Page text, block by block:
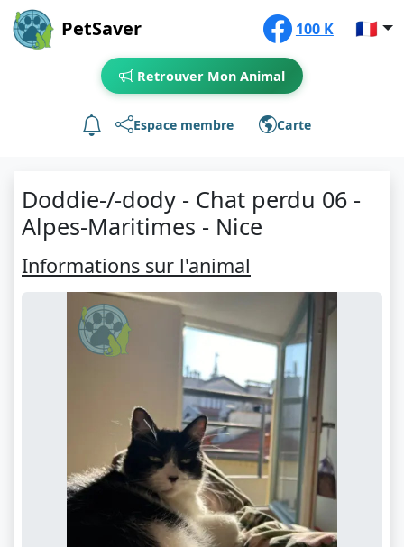
PetSaver 100 K 🇫🇷
Retrouver Mon Animal
Espace membre Carte
Doddie-/-dody - Chat perdu 06 -
Alpes-Maritimes - Nice
Informations sur l'animal